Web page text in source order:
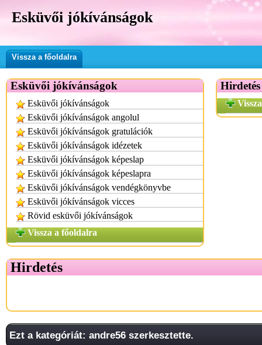
Esküvői jókívánságok
Vissza a főoldalra
Esküvői jókívánságok
Esküvői jókívánságok
Esküvői jókívánságok angolul
Esküvői jókívánságok gratulációk
Esküvői jókívánságok idézetek
Esküvői jókívánságok képeslap
Esküvői jókívánságok képeslapra
Esküvői jókívánságok vendégkönyvbe
Esküvői jókívánságok vicces
Rövid esküvői jókívánságok
Vissza a főoldalra
Hirdetés
Hirdetés
Ezt a kategóriát: andre56 szerkesztette.